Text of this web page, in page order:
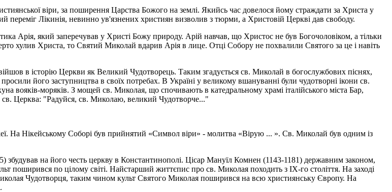
віри, за поширення Царства Божого на землі. Якийсь час довелося йому страждати за Христа у
Лікинія, невинно ув'язнених християн визволив з тюрми, а Христовій Церкві дав свободу.
Арія, який заперечував у Христі Божу природу. Арій навчав, що Христос не був Богочоловіком, а тільки
хулив Христа, то Святий Миколай вдарив Арія в лице. Отці Собору не похвалили Святого за це і навіть
в історію Церкви як Великий Чудотворець. Таким згадується св. Миколай в богослужбових піснях,
його заступництва в своїх потребах. В Україні у великому вшануванні були чудотворні ікони св.
вояків-моряків. З мощей св. Миколая, що спочивають в катедральному храмі італійського міста Бар,
Церква: "Радуйся, св. Миколаю, великий Чудотворче..."
На Нікейському Соборі був прийнятий «Символ віри» - молитва «Вірую ... ». Св. Миколай був одним із
на його честь церкву в Константинополі. Цісар Мануїл Комнен (1143-1181) державним законом,
поширився по цілому світі. Найстарший життєпис про св. Миколая походить з ІХ-го століття. На заході
Чудотворця, таким чином культ Святого Миколая поширився на всю християнську Європу. На